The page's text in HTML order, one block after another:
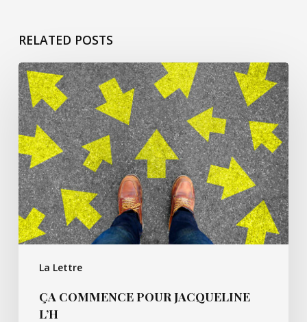
RELATED POSTS
La Lettre
ça
commence
pour
Jacqueline
L’h
ÇA COMMENCE POUR JACQUELINE
L’H